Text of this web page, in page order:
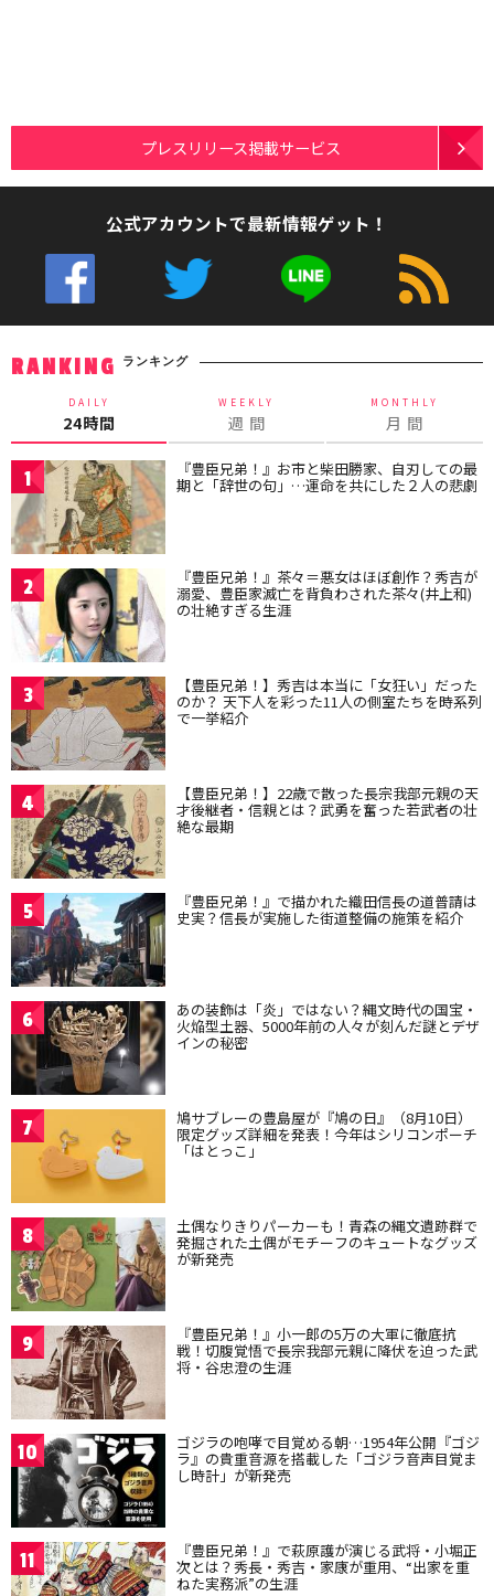
プレスリリース掲載サービス
公式アカウントで最新情報ゲット！
RANKING ランキング
DAILY
24時間
WEEKLY
週 間
MONTHLY
月 間
1 『豊臣兄弟！』お市と柴田勝家、自刃しての最
期と「辞世の句」…運命を共にした２人の悲劇
2 『豊臣兄弟！』茶々＝悪女はほぼ創作？秀吉が
溺愛、豊臣家滅亡を背負わされた茶々(井上和)
の壮絶すぎる生涯
3 【豊臣兄弟！】秀吉は本当に「女狂い」だった
のか？ 天下人を彩った11人の側室たちを時系列
で一挙紹介
4 【豊臣兄弟！】22歳で散った長宗我部元親の天
才後継者・信親とは？武勇を奮った若武者の壮
絶な最期
5 『豊臣兄弟！』で描かれた織田信長の道普請は
史実？信長が実施した街道整備の施策を紹介
6 あの装飾は「炎」ではない？縄文時代の国宝・
火焔型土器、5000年前の人々が刻んだ謎とデザ
インの秘密
7 鳩サブレーの豊島屋が『鳩の日』（8月10日）
限定グッズ詳細を発表！今年はシリコンポーチ
「はとっこ」
8 土偶なりきりパーカーも！青森の縄文遺跡群で
発掘された土偶がモチーフのキュートなグッズ
が新発売
9 『豊臣兄弟！』小一郎の5万の大軍に徹底抗
戦！切腹覚悟で長宗我部元親に降伏を迫った武
将・谷忠澄の生涯
10 ゴジラの咆哮で目覚める朝…1954年公開『ゴジ
ラ』の貴重音源を搭載した「ゴジラ音声目覚ま
し時計」が新発売
11 『豊臣兄弟！』で萩原護が演じる武将・小堀正
次とは？秀長・秀吉・家康が重用、“出家を重
ねた実務派”の生涯